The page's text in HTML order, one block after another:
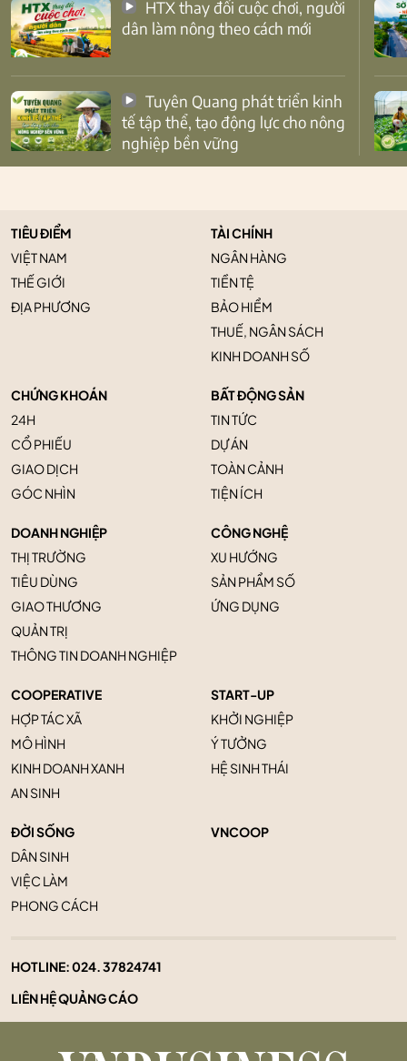
dân làm nông theo cách mới
tế tập thể, tạo động lực cho nông
nghiệp bền vững
TIÊU ĐIỂM
VIỆT NAM
THẾ GIỚI
ĐỊA PHƯƠNG
TÀI CHÍNH
NGÂN HÀNG
TIỀN TỆ
BẢO HIỂM
THUẾ, NGÂN SÁCH
KINH DOANH SỐ
CHỨNG KHOÁN
24H
CỔ PHIẾU
GIAO DỊCH
GÓC NHÌN
BẤT ĐỘNG SẢN
TIN TỨC
DỰ ÁN
TOÀN CẢNH
TIỆN ÍCH
DOANH NGHIỆP
THỊ TRƯỜNG
TIÊU DÙNG
GIAO THƯƠNG
QUẢN TRỊ
THÔNG TIN DOANH NGHIỆP
CÔNG NGHỆ
XU HƯỚNG
SẢN PHẨM SỐ
ỨNG DỤNG
COOPERATIVE
HỢP TÁC XÃ
MÔ HÌNH
KINH DOANH XANH
AN SINH
START-UP
KHỞI NGHIỆP
Ý TƯỞNG
HỆ SINH THÁI
ĐỜI SỐNG
DÂN SINH
VIỆC LÀM
PHONG CÁCH
VNCOOP
HOTLINE:024. 37824741
LIÊN HỆ QUẢNG CÁO